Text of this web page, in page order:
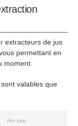
extracteurs de jus
permettant en
moment.
valables que
Prix total